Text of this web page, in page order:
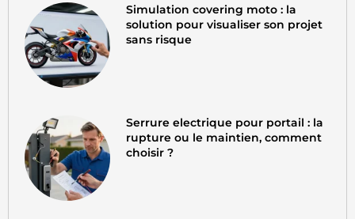
Simulation covering moto : la
solution pour visualiser son projet
sans risque
Serrure electrique pour portail : la
rupture ou le maintien, comment
choisir ?